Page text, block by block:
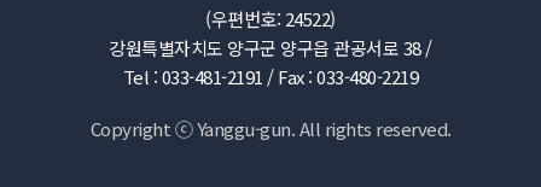
(우편번호: 24522)
강원특별자치도 양구군 양구읍 관공서로 38 /
Tel : 033-481-2191 /Fax : 033-480-2219
Copyright ⓒ Yanggu-gun. All rights reserved.